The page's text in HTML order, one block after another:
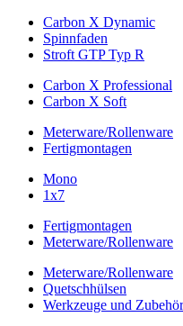
Carbon X Dynamic
Spinnfaden
Stroft GTP Typ R
Carbon X Professional
Carbon X Soft
Meterware/Rollenware
Fertigmontagen
Mono
1x7
Fertigmontagen
Meterware/Rollenware
Meterware/Rollenware
Quetschhülsen
Werkzeuge und Zubehör